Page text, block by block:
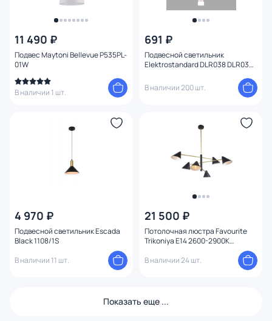
11 490 ₽
Подвес Maytoni Bellevue P535PL-
01W
В наличии 1 шт.
691 ₽
Подвесной светильник
Elektrostandard DLR038 DLR038
В наличии 200 шт.
4 970 ₽
Подвесной светильник Escada
Black 1108/1S
В наличии 11 шт.
21 500 ₽
Потолочная люстра Favourite
Trikoniya E14 2600-2900К
В наличии 24 шт.
Показать еще ...